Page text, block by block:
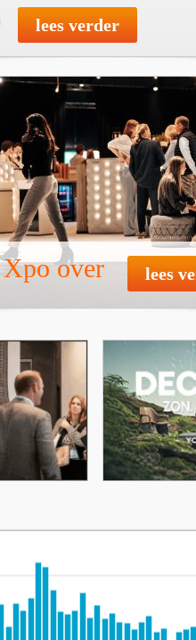
lees verder
over lees